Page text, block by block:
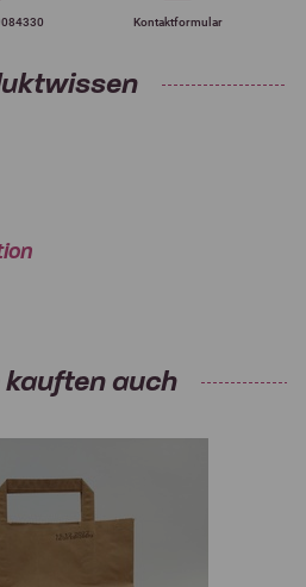
Kontaktformular
kauften auch